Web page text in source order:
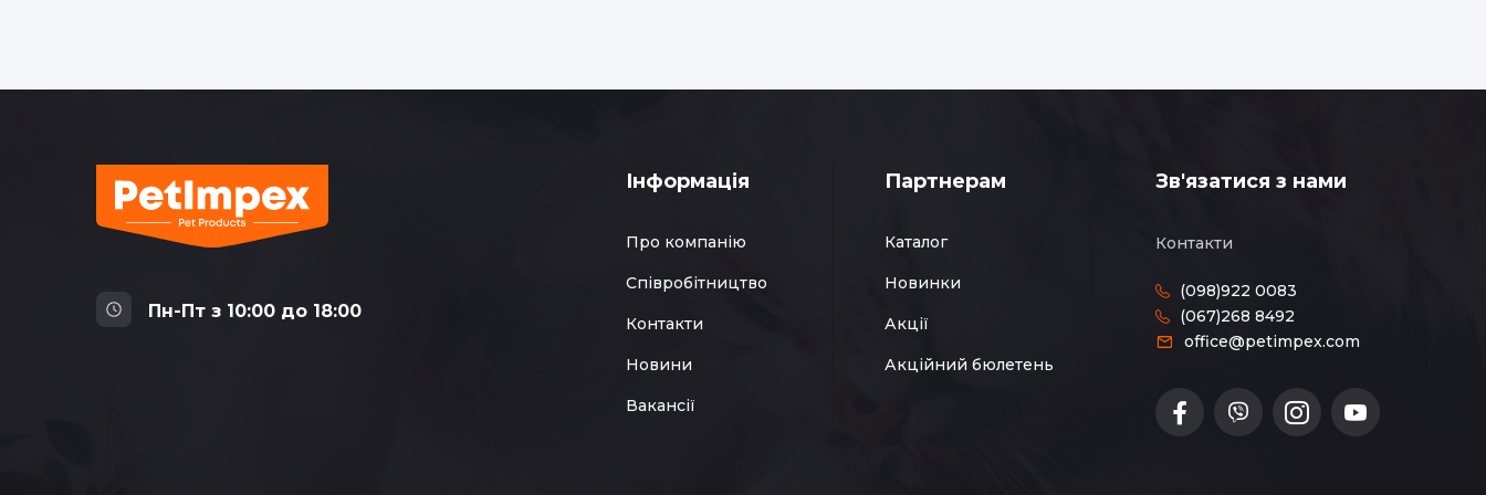
Пн-Пт з 10:00 до 18:00
Інформація
Про компанію
Співробітництво
Контакти
Новини
Вакансії
Партнерам
Каталог
Новинки
Акції
Акційний бюлетень
Зв'язатися з нами
Контакти
(098)922 0083
(067)268 8492
office@petimpex.com